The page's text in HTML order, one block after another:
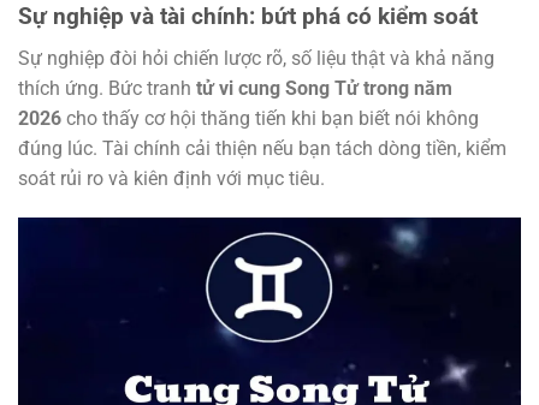
Sự nghiệp và tài chính: bứt phá có kiểm soát
Sự nghiệp đòi hỏi chiến lược rõ, số liệu thật và khả năng
thích ứng. Bức tranh tử vi cung Song Tử trong năm
2026 cho thấy cơ hội thăng tiến khi bạn biết nói không
đúng lúc. Tài chính cải thiện nếu bạn tách dòng tiền, kiểm
soát rủi ro và kiên định với mục tiêu.